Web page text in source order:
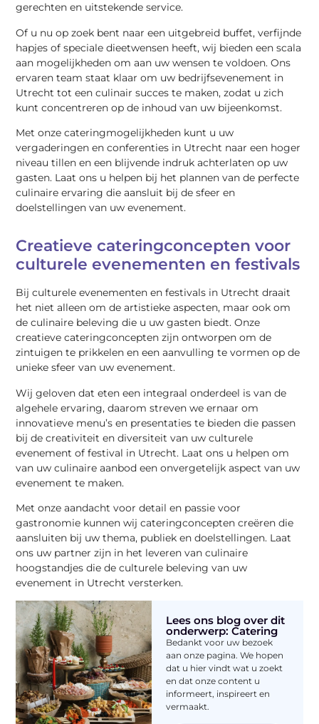
gerechten en uitstekende service.
Of u nu op zoek bent naar een uitgebreid buffet, verfijnde
hapjes of speciale dieetwensen heeft, wij bieden een scala
aan mogelijkheden om aan uw wensen te voldoen. Ons
ervaren team staat klaar om uw bedrijfsevenement in
Utrecht tot een culinair succes te maken, zodat u zich
kunt concentreren op de inhoud van uw bijeenkomst.
Met onze cateringmogelijkheden kunt u uw
vergaderingen en conferenties in Utrecht naar een hoger
niveau tillen en een blijvende indruk achterlaten op uw
gasten. Laat ons u helpen bij het plannen van de perfecte
culinaire ervaring die aansluit bij de sfeer en
doelstellingen van uw evenement.
Creatieve cateringconcepten voor
culturele evenementen en festivals
Bij culturele evenementen en festivals in Utrecht draait
het niet alleen om de artistieke aspecten, maar ook om
de culinaire beleving die u uw gasten biedt. Onze
creatieve cateringconcepten zijn ontworpen om de
zintuigen te prikkelen en een aanvulling te vormen op de
unieke sfeer van uw evenement.
Wij geloven dat eten een integraal onderdeel is van de
algehele ervaring, daarom streven we ernaar om
innovatieve menu’s en presentaties te bieden die passen
bij de creativiteit en diversiteit van uw culturele
evenement of festival in Utrecht. Laat ons u helpen om
van uw culinaire aanbod een onvergetelijk aspect van uw
evenement te maken.
Met onze aandacht voor detail en passie voor
gastronomie kunnen wij cateringconcepten creëren die
aansluiten bij uw thema, publiek en doelstellingen. Laat
ons uw partner zijn in het leveren van culinaire
hoogstandjes die de culturele beleving van uw
evenement in Utrecht versterken.
Lees ons blog over dit
onderwerp: Catering
Bedankt voor uw bezoek
aan onze pagina. We hopen
dat u hier vindt wat u zoekt
en dat onze content u
informeert, inspireert en
vermaakt.